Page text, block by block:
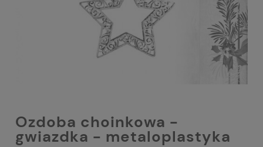
Ozdoba choinkowa -
gwiazdka - metaloplastyka